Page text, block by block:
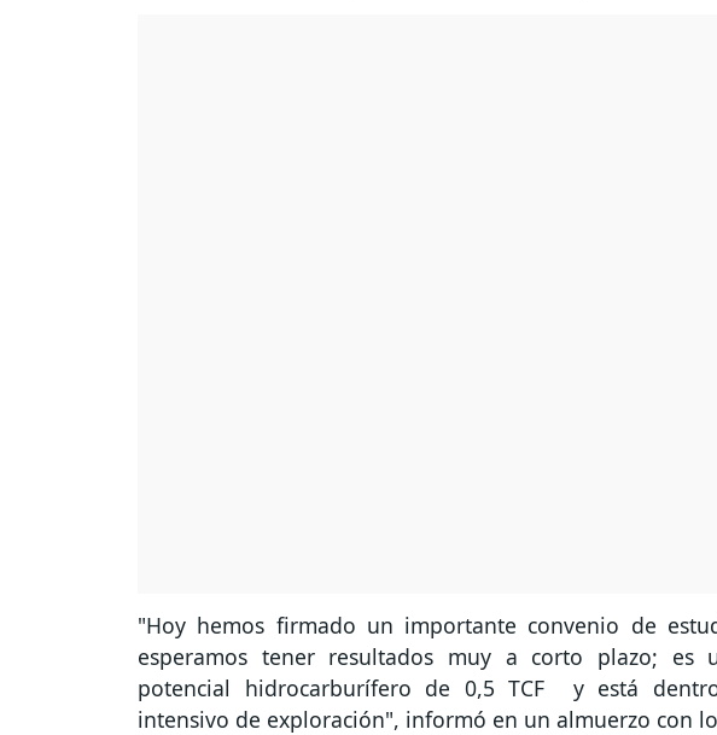
"Hoy hemos firmado un importante convenio de
esperamos tener resultados muy a corto plazo; es
potencial hidrocarburífero de 0,5 TCF y está
intensivo de exploración", informó en un almuerzo con